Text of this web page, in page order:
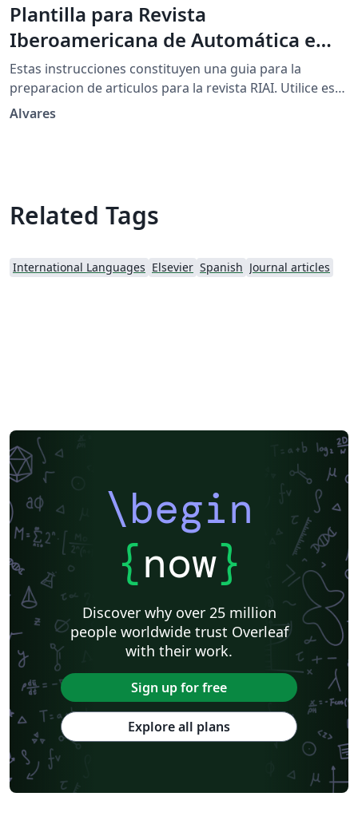
Plantilla para Revista
Iberoamericana de Automática e
Informática Industrial (RIAI)
Estas instrucciones constituyen una guia para la
preparacion de articulos para la revista RIAI. Utilice este
documento como un conjunto de instrucciones.
Alvares
Related Tags
International Languages Elsevier Spanish Journal articles
\begin
{now}
Discover why over 25 million
people worldwide trust Overleaf
with their work.
Sign up for free
Explore all plans